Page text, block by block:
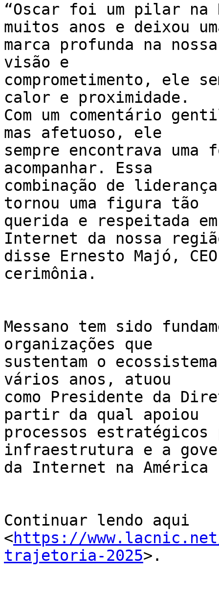
“Oscar foi um pilar na
muitos anos e deixou
marca profunda na
visão e
comprometimento, ele
calor e proximidade.
Com um comentário
mas afetuoso, ele
sempre encontrava
acompanhar. Essa
combinação de
tornou uma figura tão
querida e respeitada
Internet da nossa
disse Ernesto Majó,
cerimônia.
Messano tem sido
organizações que
sustentam o
vários anos, atuou
como Presidente da
partir da qual apoiou
processos
infraestrutura e a
da Internet na
Continuar lendo aqui
<https://www.lacnic.net/
trajetoria-2025>.